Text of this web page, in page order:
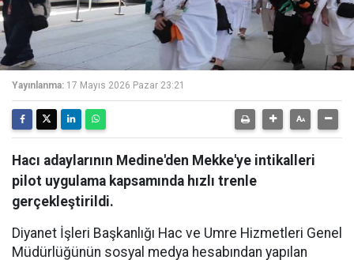
Yayınlanma: 17 Mayıs 2026 Pazar 23:21
Hacı adaylarının Medine'den Mekke'ye intikalleri
pilot uygulama kapsamında hızlı trenle
gerçekleştirildi.
Diyanet İşleri Başkanlığı Hac ve Umre Hizmetleri Genel
Müdürlüğünün sosyal medya hesabından yapılan